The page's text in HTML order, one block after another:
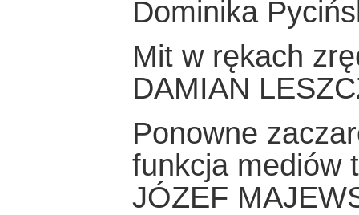
Dominika
Mit w rękach
DAMIAN
Ponowne
funkcja mediów
JÓZEF